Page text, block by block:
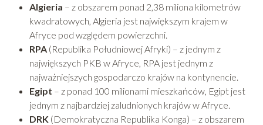
Algieria – z obszarem ponad 2,38 miliona kilometrów
kwadratowych, Algieria jest największym krajem w
Afryce pod względem powierzchni.
RPA(Republika Południowej Afryki) – z jednym z
największych PKB w Afryce, RPA jest jednym z
najważniejszych gospodarczo krajów na kontynencie.
Egipt – z ponad 100 milionami mieszkańców, Egipt jest
jednym z najbardziej zaludnionych krajów w Afryce.
DRK (Demokratyczna Republika Konga) – z obszarem